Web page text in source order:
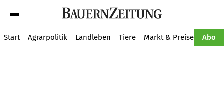
Start Agrarpolitik Landleben Tiere Markt & Preise Abo